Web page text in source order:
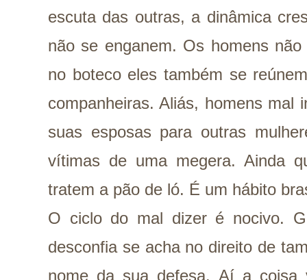
escuta das outras, a dinâmica
não se enganem. Os homens
no boteco eles também se
companheiras. Aliás, homens mal
suas esposas para outras
vítimas de uma megera. Ainda
tratem a pão de ló. É um hábito
O ciclo do mal dizer é nocivo.
desconfia se acha no direito de
nome da sua defesa. Aí a